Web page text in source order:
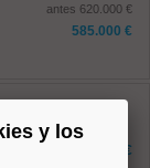
antes 620.000 €
585.000 €
849.000 €
y los